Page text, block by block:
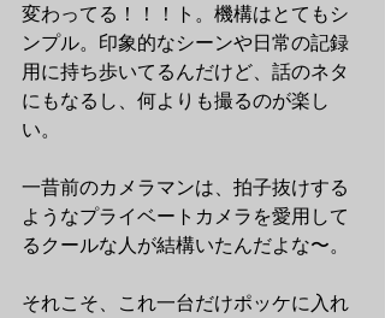
変わってる！！！ト。機構はとてもシ
ンプル。印象的なシーンや日常の記録
用に持ち歩いてるんだけど、話のネタ
にもなるし、何よりも撮るのが楽し
い。
一昔前のカメラマンは、拍子抜けする
ようなプライベートカメラを愛用して
るクールな人が結構いたんだよな〜。
それこそ、これ一台だけポッケに入れ